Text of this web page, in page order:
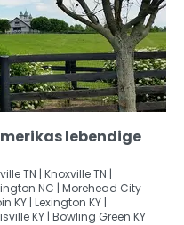
lebendige
TN | Knoxville TN |
NC | Morehead City
KY | Lexington KY |
KY | Bowling Green KY